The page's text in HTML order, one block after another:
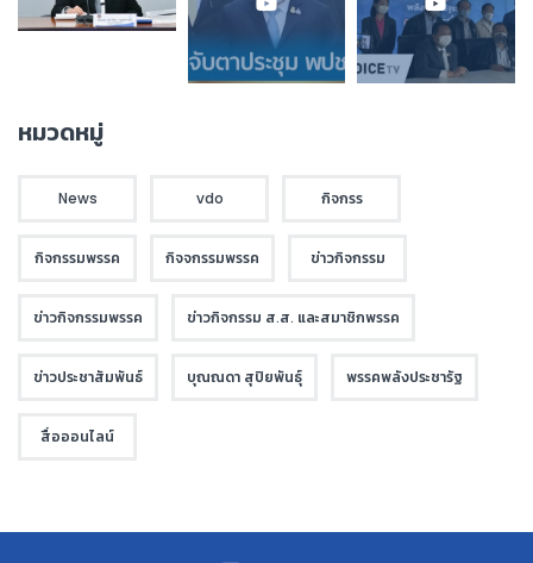
หมวดหมู่
News vdo กิจกรร
กิจกรรมพรรค กิจจกรรมพรรค ข่าวกิจกรรม
ข่าวกิจกรรมพรรค ข่าวกิจกรรม ส.ส. และสมาชิกพรรค
ข่าวประชาสัมพันธ์ บุณณดา สุปิยพันธุ์ พรรคพลังประชารัฐ
สื่อออนไลน์